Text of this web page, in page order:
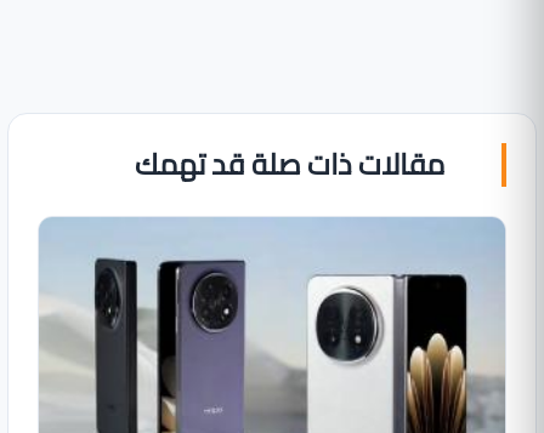
مقالات ذات صلة قد تهمك